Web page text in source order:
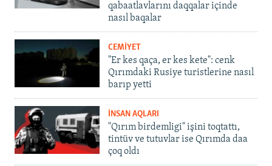
qabaatlavlarını daqqalar içinde
nasıl baqalar
CEMİYET
"Er kes qaça, er kes kete": cenk
Qırımdaki Rusiye turistlerine nasıl
barıp yetti
İNSAN AQLARI
"Qırım birdemligi" işini toqtattı,
tintüv ve tutuvlar ise Qırımda daa
çoq oldı